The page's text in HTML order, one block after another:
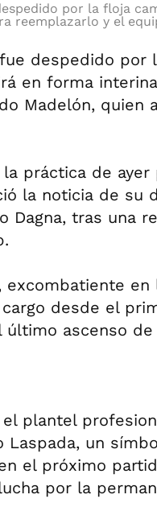
por la floja
reemplazarlo y el
despedido por
en forma
Madelón, quien
práctica de
la noticia de su
Dagna, tras una
excombatiente en
desde el
ascenso de
plantel
Laspada, un
el próximo
por la